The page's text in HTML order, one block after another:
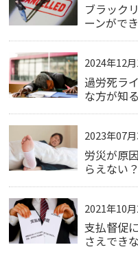
ブラック
ーンがで
2024年12
過労死ラ
な方が知
2023年07
労災が原
らえない
2021年10
支払督促
さえでき